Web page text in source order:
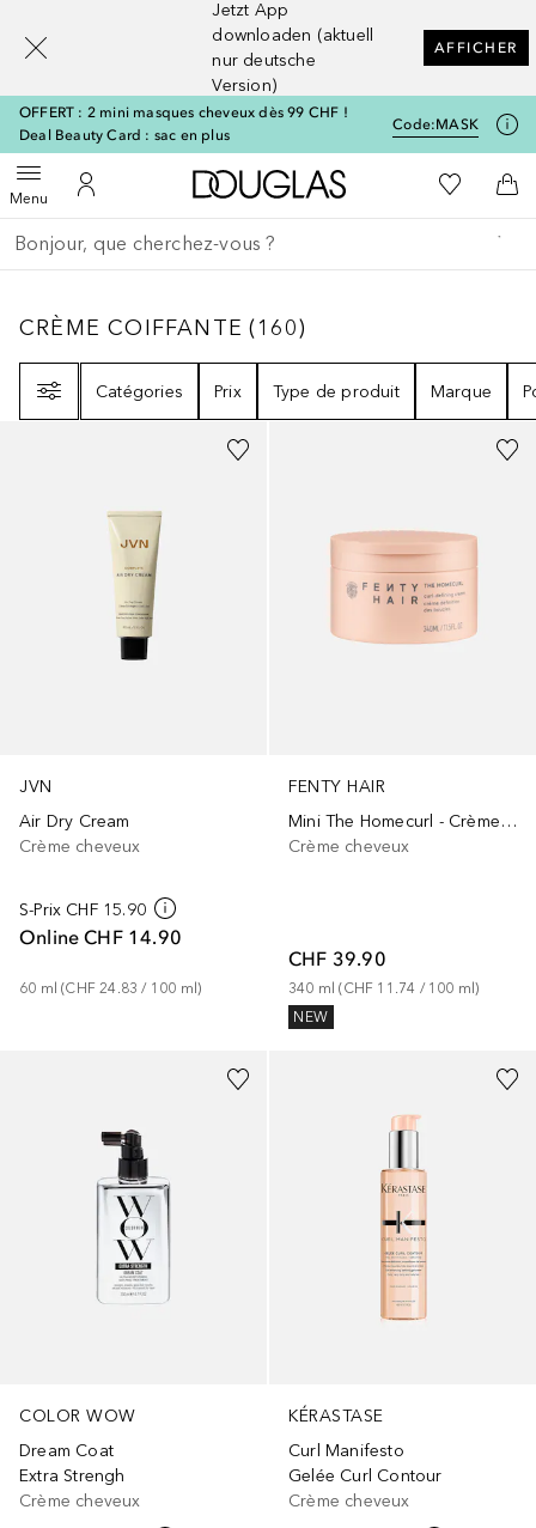
Jetzt App
downloaden (aktuell
nur deutsche
Version)
AFFICHER
OFFERT : 2 mini masques cheveux dès 99 CHF !
Deal Beauty Card : sac en plus
Code:MASK
MenuOuvrir le menuVers Mon Compte
Vers l'accueil Douglas
Vers Ma
Retourner
Exécuter la recherche
CRÈME COIFFANTE 160
CRÈME COIFFANTE (160)
Catégories
Prix Type de produit Marque
JVN
Air Dry Cream
Crème cheveux
S-Prix CHF 15.90
Online CHF 14.90
60 ml (CHF 24.83 / 100 ml)
FENTY HAIR
Mini The Homecurl - Crème De Définition Des Boucles
Crème cheveux
CHF 39.90
340 ml (CHF 11.74 / 100 ml)
NEW
COLOR WOW
Dream Coat
Extra Strengh
Crème cheveux
KÉRASTASE
Curl Manifesto
Gelée Curl Contour
Crème cheveux
[navigation.slideout.screenreader]